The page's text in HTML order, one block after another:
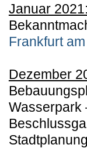
Januar
Frankfurt
Dezember
Wasserpark